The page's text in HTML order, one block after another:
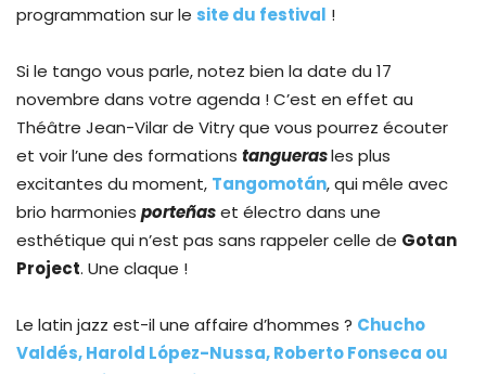
programmation sur le site du festival !
Si le tango vous parle, notez bien la date du 17
novembre dans votre agenda ! C’est en effet au
Théâtre Jean-Vilar de Vitry que vous pourrez écouter
et voir l’une des formations tanguerasles plus
excitantes du moment, Tangomotán, qui mêle avec
brio harmonies porteñaset électro dans une
esthétique qui n’est pas sans rappeler celle de Gotan
Project. Une claque !
Le latin jazz est-il une affaire d’hommes ? Chucho
Valdés, Harold López-Nussa, Roberto Fonseca ou